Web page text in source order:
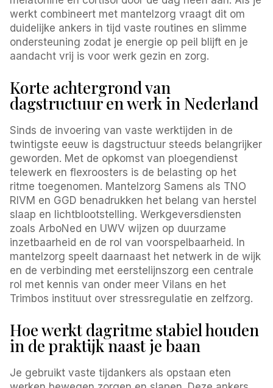
werkt combineert met mantelzorg vraagt dit om
duidelijke ankers in tijd vaste routines en slimme
ondersteuning zodat je energie op peil blijft en je
aandacht vrij is voor werk gezin en zorg.
Korte achtergrond van
dagstructuur en werk in Nederland
Sinds de invoering van vaste werktijden in de
twintigste eeuw is dagstructuur steeds belangrijker
geworden. Met de opkomst van ploegendienst
telewerk en flexroosters is de belasting op het
ritme toegenomen. Mantelzorg Samens als TNO
RIVM en GGD benadrukken het belang van herstel
slaap en lichtblootstelling. Werkgeversdiensten
zoals ArboNed en UWV wijzen op duurzame
inzetbaarheid en de rol van voorspelbaarheid. In
mantelzorg speelt daarnaast het netwerk in de wijk
en de verbinding met eerstelijnszorg een centrale
rol met kennis van onder meer Vilans en het
Trimbos instituut over stressregulatie en zelfzorg.
Hoe werkt dagritme stabiel houden
in de praktijk naast je baan
Je gebruikt vaste tijdankers als opstaan eten